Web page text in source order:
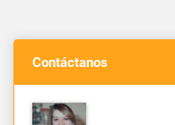
Contáctanos